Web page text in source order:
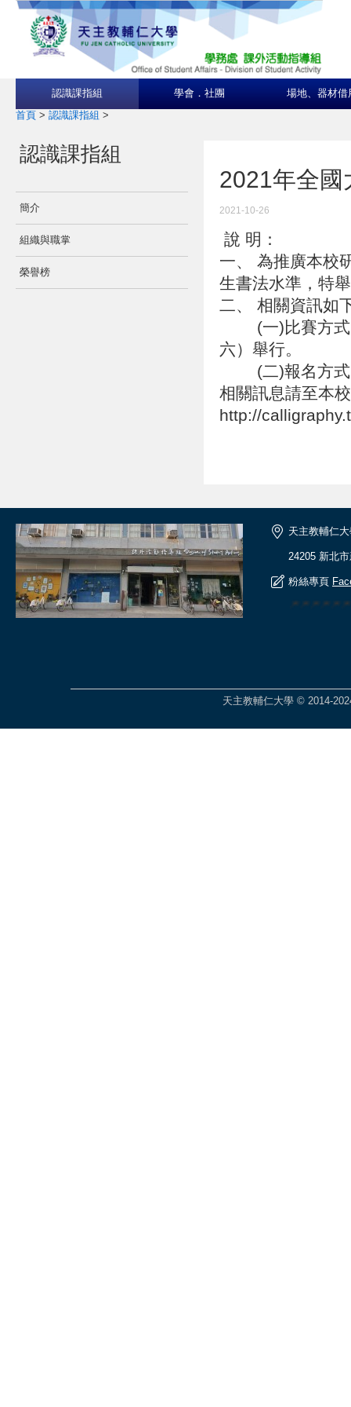
認識課指組 學會．社團 場地、器材借
首頁 > 認識課指組 >
認識課指組
簡介
組織與職掌
榮譽榜
2021年全國
2021-10-26
說 明：
一、 為推廣本校
生書法水準，特
二、 相關資訊如
(一)比賽方式：
六）舉行。
(二)報名方式：
相關訊息請至本
http://
天主教輔仁
24205 新北
粉絲專頁
天主教輔仁大學 © 2014-